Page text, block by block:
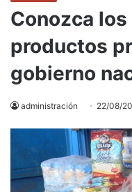
Conozca
productos
gobierno
administración 22/08/